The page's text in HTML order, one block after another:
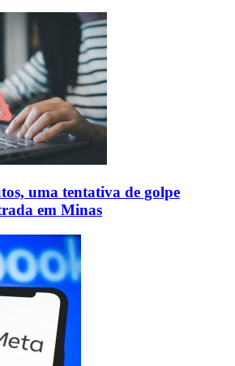
uma tentativa de golpe
em Minas